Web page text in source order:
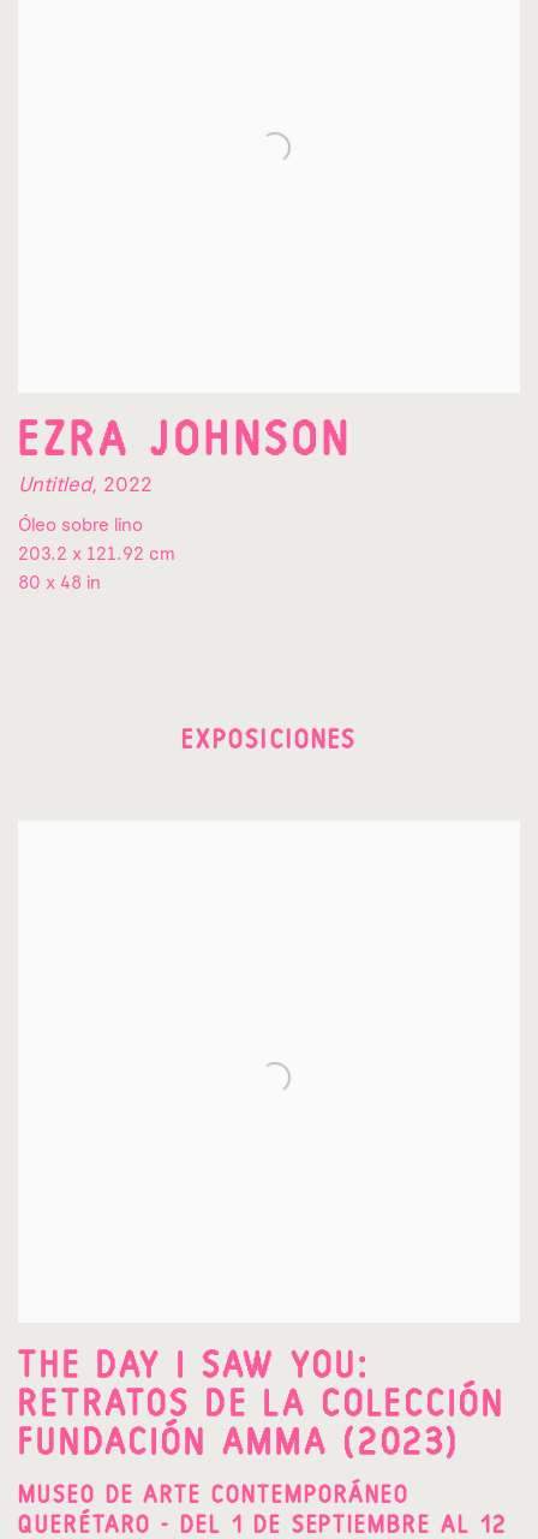
EZRA JOHNSON
Untitled, 2022
Óleo sobre lino
203.2 x 121.92 cm
80 x 48 in
EXPOSICIONES
THE DAY I SAW YOU:
RETRATOS DE LA COLECCIÓN
FUNDACIÓN AMMA (2023)
MUSEO DE ARTE CONTEMPORÁNEO
QUERÉTARO - DEL 1 DE SEPTIEMBRE AL 12